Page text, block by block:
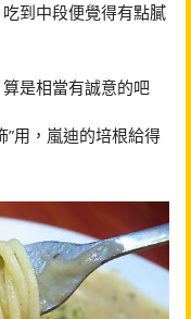
到中段便覺得有點膩
是相當有誠意的吧
”用，嵐迪的培根給得